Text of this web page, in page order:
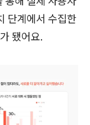
단계에서 수집한
됐어요.